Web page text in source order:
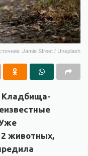
Jamie Street / Unsplash
Кладбища-
животных,